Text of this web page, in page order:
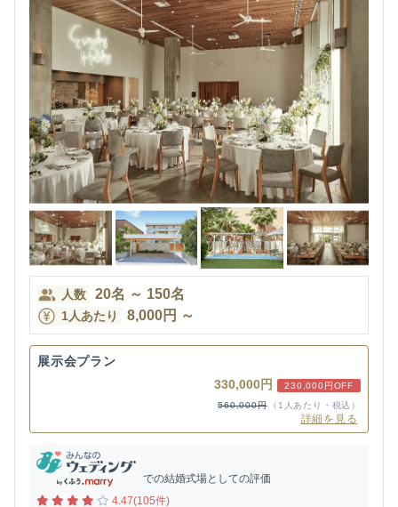
人数 20名 ～ 150名
1人あたり 8,000円 ～
展示会プラン
330,000円
230,000円OFF
560,000円
（1人あたり・税込）
詳細を見る
での結婚式場としての評価
4.47(105件)